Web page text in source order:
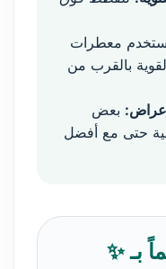
معطرات
بالقرب من
بعض
حتى مع أفضل
بـ ✨